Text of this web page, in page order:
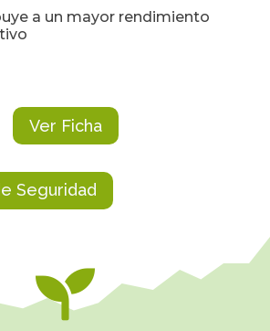
a un mayor rendimiento
Ver Ficha
Seguridad
